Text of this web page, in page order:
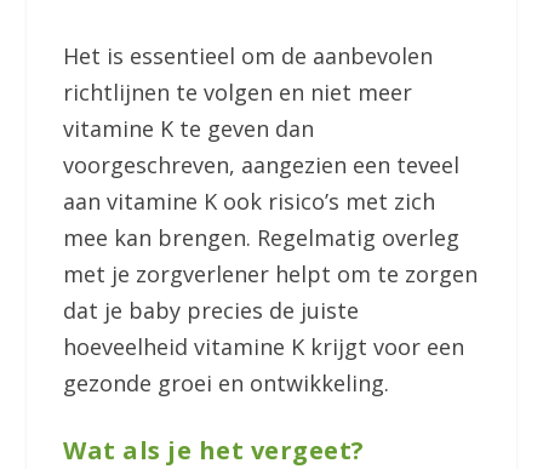
Het is essentieel om de aanbevolen
richtlijnen te volgen en niet meer
vitamine K te geven dan
voorgeschreven, aangezien een teveel
aan vitamine K ook risico’s met zich
mee kan brengen. Regelmatig overleg
met je zorgverlener helpt om te zorgen
dat je baby precies de juiste
hoeveelheid vitamine K krijgt voor een
gezonde groei en ontwikkeling.
Wat als je het vergeet?